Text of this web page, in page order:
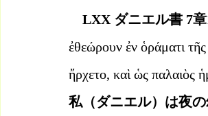
LXX ダニエル書 7章
ἐθεώρουν ἐν ὁράματι
ἤρχετο, καὶ ὡς παλαιὸς
私（ダニエル）は夜